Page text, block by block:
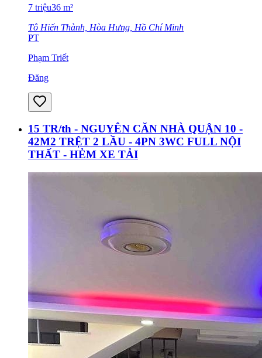
7 triệu36 m²
Tô Hiến Thành, Hòa Hưng, Hồ Chí Minh
PT
Phạm Triết
Đăng
15 TR/th - NGUYÊN CĂN NHÀ QUẬN 10 -
42M2 TRỆT 2 LẦU - 4PN 3WC FULL NỘI
THẤT - HẺM XE TẢI